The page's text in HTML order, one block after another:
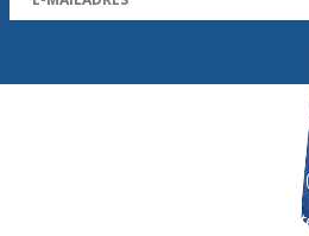
Word nu lid van
en geniet iedere week van het